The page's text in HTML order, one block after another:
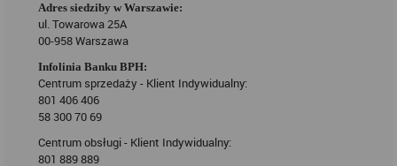
Adres siedziby w Warszawie:
ul. Towarowa 25A
00-958 Warszawa
Infolinia Banku BPH:
Centrum sprzedaży - Klient Indywidualny:
801 406 406
58 300 70 69
Centrum obsługi - Klient Indywidualny:
801 889 889